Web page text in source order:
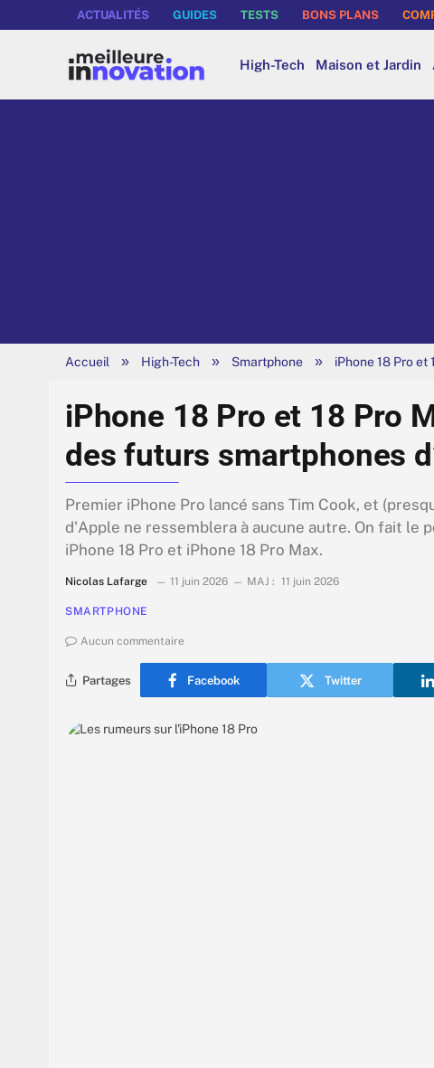
ACTUALITÉS GUIDES TESTS BONS PLANS
High-Tech Maison et Jardin
Accueil » High-Tech » Smartphone » iPhone 18 Pro et
iPhone 18 Pro et 18 Pro
des futurs smartphones
Premier iPhone Pro lancé sans Tim Cook, et
d'Apple ne ressemblera à aucune autre. On fait
iPhone 18 Pro et iPhone 18 Pro Max.
Nicolas Lafarge 11 juin 2026 MAJ : 11 juin 2026
SMARTPHONE
Aucun commentaire
Partages Facebook Twitter